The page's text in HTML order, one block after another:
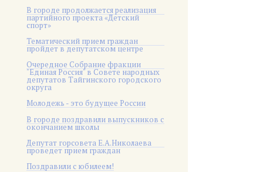
В городе продолжается реализация
партийного проекта «Детский
спорт»
Тематический прием граждан
пройдет в депутатском центре
Очередное Собрание фракции
"Единая Россия" в Совете народных
депутатов Тайгинского городского
округа
Молодежь - это будущее России
В городе поздравили выпускников с
окончанием школы
Депутат горсовета Е.А.Николаева
проведет прием граждан
Поздравили с юбилеем!